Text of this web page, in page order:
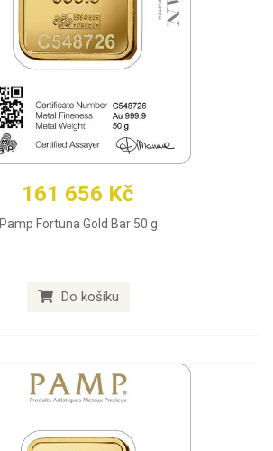
161 656 Kč
Pamp Fortuna Gold Bar 50 g
Do košíku